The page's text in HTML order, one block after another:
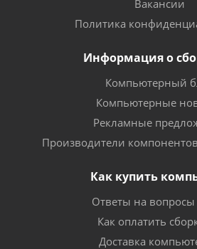
Вакансии
Политика
Информация о
Компьютерный
Компьютерные
Рекламные
Производители
Как купить
Ответы на вопросы
Как оплатить
Доставка